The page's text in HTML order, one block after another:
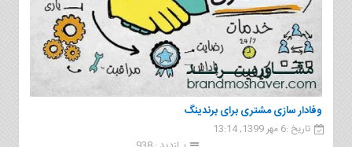
وفادار سازی مشتری برای برندینگ
تاریخ :6 مهر 1399, 13:14